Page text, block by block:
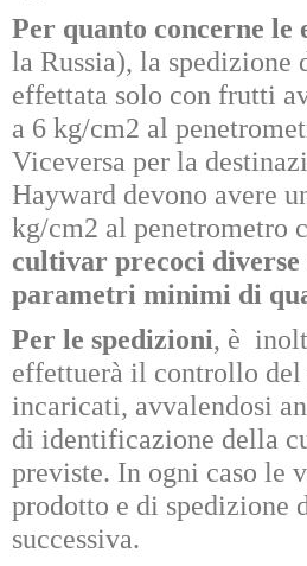
Per quanto concerne le
la Russia), la
effettata solo con frutti
a 6 kg/cm2 al
Viceversa per la
Hayward devono avere
kg/cm2 al penetrometro
cultivar precoci
parametri minimi di
Per le spedizioni, è
effettuerà il controllo
incaricati, avvalendosi
di identificazione della
previste. In ogni caso le
prodotto e di spedizione
successiva.